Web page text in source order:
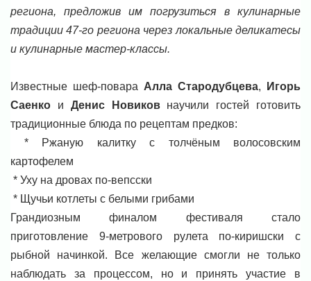
региона, предложив им погрузиться в кулинарные
традиции 47-го региона через локальные деликатесы
и кулинарные мастер-классы.
Известные шеф-повара Алла Стародубцева,
Игорь
Саенко и Денис Новиковнаучили гостей готовить
традиционные блюда по рецептам предков:
* Ржаную калитку с толчёным волосовским
картофелем
* Уху на дровах по-вепсски
* Щучьи котлеты с белыми грибами
Грандиозным финалом фестиваля стало
приготовление 9-метрового рулета по-киришски с
рыбной начинкой. Все желающие смогли не только
наблюдать за процессом, но и принять участие в